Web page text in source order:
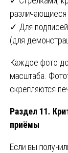
различающиеся
✓ Для
(для
Каждое фото
масштаба.
скрепляются
Раздел 11.
приёмы
Если вы